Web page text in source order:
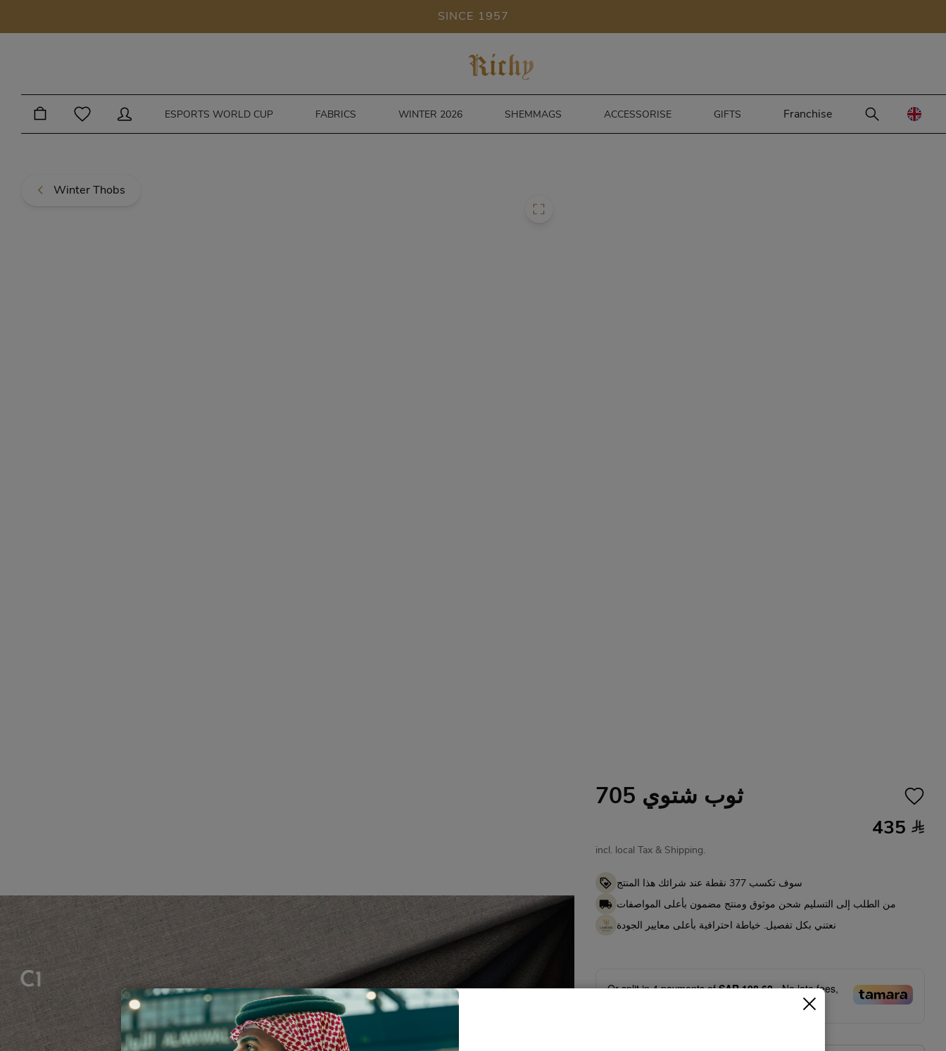
SINCE 1957
ESPORTS WORLD CUP FABRICS WINTER 2026 SHEMMAGS ACCESSORISE GIFTS Franchise
Winter Thobs
ثوب شتوي 705
435
incl. local Tax & Shipping.
سوف تكسب377 نقطة عند شرائك هذا المنتج
من الطلب إلى التسليم شحن موثوق ومنتج مضمون بأعلى المواصفات
نعتني بكل تفصيل. خياطة احترافية بأعلى معايير الجودة
Or split in4payments ofSAR 108.62- No late fees,